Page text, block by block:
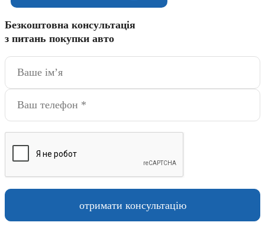
Безкоштовна консультація
з питань покупки авто